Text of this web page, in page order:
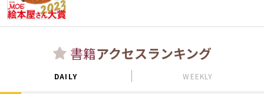
書籍アクセスランキング
DAILY WEEKLY